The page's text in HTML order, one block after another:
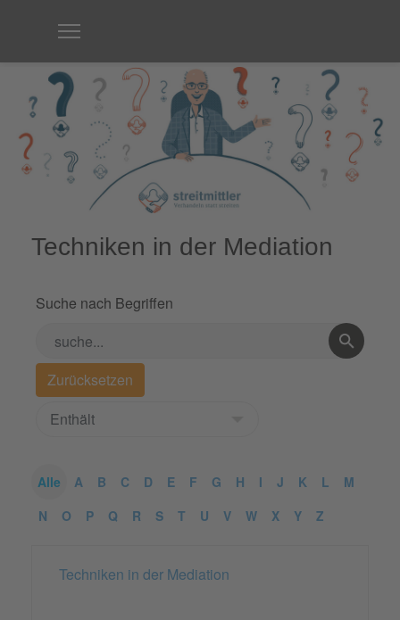
Techniken in der Mediation
Suche nach Begriffen
Alle A B C D E F G H I J K L
M
N
O P Q R S T U V W X Y Z
Techniken in der Mediation